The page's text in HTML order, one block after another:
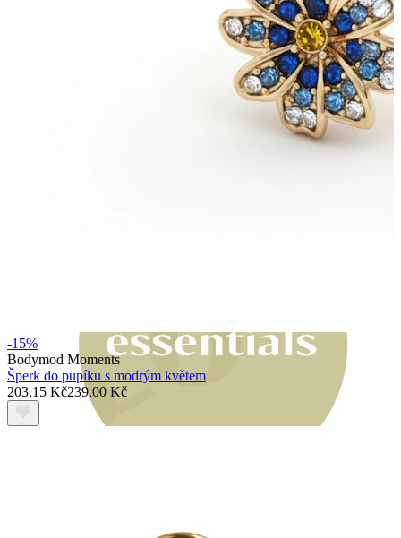
-15%
Bodymod Moments
Šperk do pupíku s modrým květem
203,15 Kč239,00 Kč